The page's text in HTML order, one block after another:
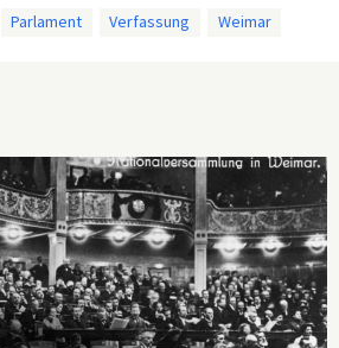
sind auch einige der insgesamt 37
Parlament Verfassung Weimar